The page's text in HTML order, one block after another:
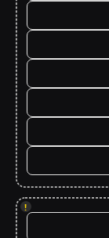
!